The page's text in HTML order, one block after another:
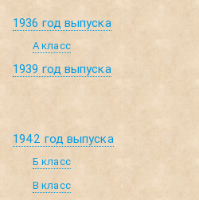
1936 год выпуска
А класс
1939 год выпуска
1942 год выпуска
Б класс
В класс